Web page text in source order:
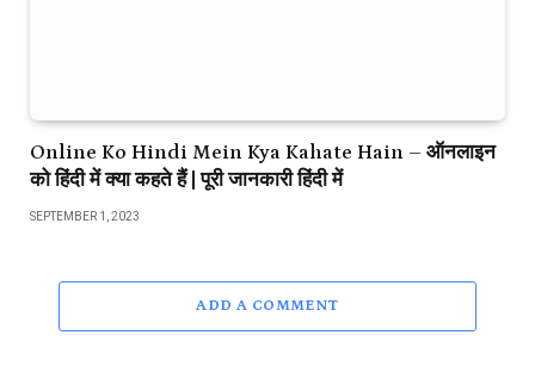
Online Ko Hindi Mein Kya Kahate Hain – ऑनलाइन
को हिंदी में क्या कहते हैं | पूरी जानकारी हिंदी में
SEPTEMBER 1, 2023
ADD A COMMENT